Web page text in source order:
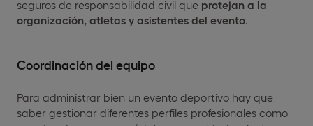
seguros de responsabilidad civil que protejan a la
organización, atletas y asistentes del evento
Coordinación del equipo
Para administrar bien un evento deportivo hay que
saber gestionar diferentes perfiles profesionales como